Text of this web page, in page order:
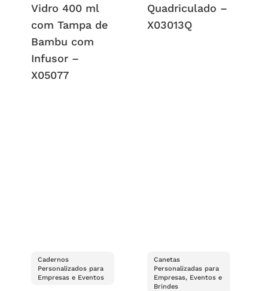
Vidro 400 ml
com Tampa de
Bambu com
Infusor –
X05077
Quadriculado –
X03013Q
Cadernos
Personalizados para
Empresas e Eventos
Canetas
Personalizadas para
Empresas, Eventos e
Brindes